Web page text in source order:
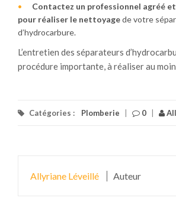
Contactez un professionnel agréé
pour réaliser le nettoyagede votre
d’hydrocarbure.
L’entretien des séparateurs
procédure importante, à réaliser au
Catégories : Plomberie | 0 |
Allyriane Léveillé Auteur